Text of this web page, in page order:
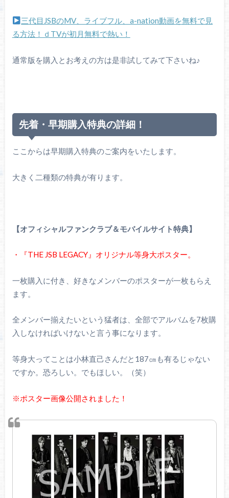
三代目JSBのMV、ライブフル、a-nation動画を無料で見
る方法！ｄTVが初月無料で熱い！
通常版を購入とお考えの方は是非試してみて下さいね♪
先着・早期購入特典の詳細！
ここからは早期購入特典のご案内をいたします。
大きく二種類の特典が有ります。
【オフィシャルファンクラブ＆モバイルサイト特典】
・『THE JSB LEGACY』オリジナル等身大ポスター。
一枚購入に付き、好きなメンバーのポスターが一枚もらえ
ます。
全メンバー揃えたいという猛者は、全部でアルバムを7枚購
入しなければいけないと言う事になります。
等身大ってことは小林直己さんだと187㎝も有るじゃない
ですか。恐ろしい。でもほしい。（笑）
※ポスター画像公開されました！